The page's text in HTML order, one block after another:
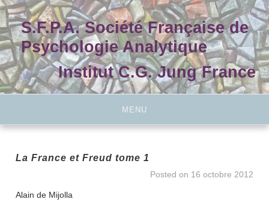
Skip
to
contentS.F.P.A. Société Française de
Psychologie Analytique
Institut C.G. Jung France
MENU
La France et Freud tome 1
Posted on 16 octobre 2012
Alain de Mijolla